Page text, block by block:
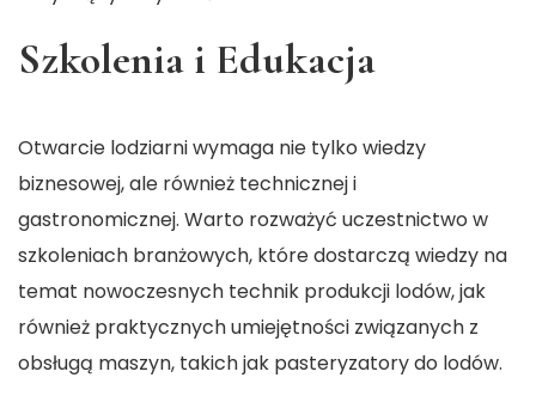
Szkolenia i Edukacja
Otwarcie lodziarni wymaga nie tylko wiedzy
biznesowej, ale również technicznej i
gastronomicznej. Warto rozważyć uczestnictwo w
szkoleniach branżowych, które dostarczą wiedzy na
temat nowoczesnych technik produkcji lodów, jak
również praktycznych umiejętności związanych z
obsługą maszyn, takich jak pasteryzatory do lodów.